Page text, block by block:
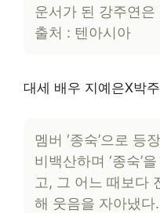
운서가 된 강주연
출처 : 텐아시아
대세 배우 지예은X박
멤버 ‘종숙’으로 등
비백산하며 ‘종숙’
고, 그 어느 때보다
해 웃음을 자아냈